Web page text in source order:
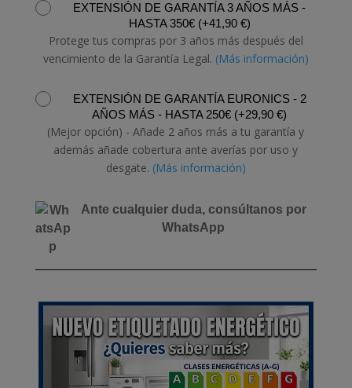
EXTENSIÓN DE GARANTÍA 3 AÑOS MÁS -
HASTA 350€ (+41,90 €)
Protege tus compras por 3 años más después del
vencimiento de la Garantía Legal. (Más información)
EXTENSIÓN DE GARANTÍA EURONICS - 2
AÑOS MÁS - HASTA 250€ (+29,90€)
(Mejor opción) - Añade 2 años más a tu garantía y
además añade cobertura ante averías por uso y
desgate. (Más información)
Ante cualquier duda, consúltanos por
WhatsApp